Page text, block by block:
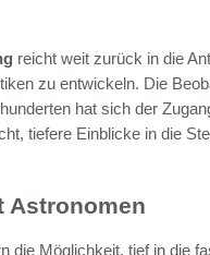
reicht weit zurück in die
zu entwickeln. Die
hat sich der
tiefere Einblicke in die
Astronomen
die Möglichkeit, tief in die